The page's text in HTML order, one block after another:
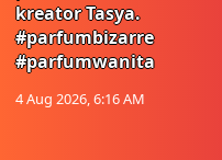
kreator Tasya.
#parfumbizarre
#parfumwanita
4 Aug 2026, 6:16 AM